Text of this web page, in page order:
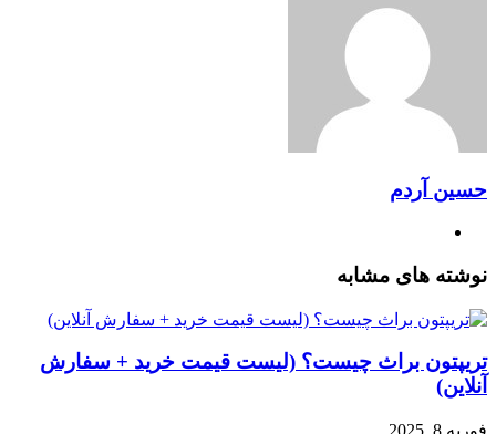
حسین آردم
نوشته های مشابه
تریپتون براث چیست؟ (لیست قیمت خرید + سفارش
آنلاین)